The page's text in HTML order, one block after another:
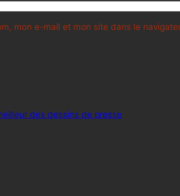
mon e-mail et mon site dans le
des dessins de presse